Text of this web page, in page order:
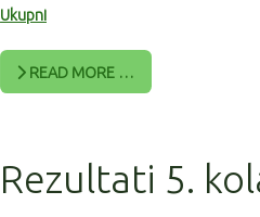
Ukupni
READ MORE …
Rezultati 5.